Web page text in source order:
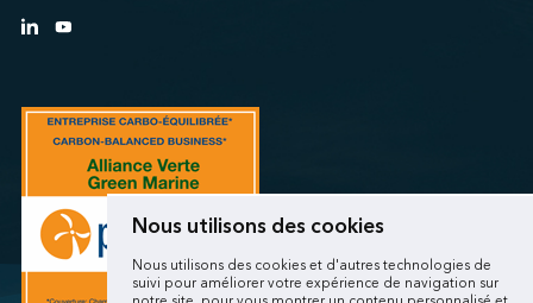
Nous utilisons des cookies
Nous utilisons des cookies et d'autres technologies de
suivi pour améliorer votre expérience de navigation sur